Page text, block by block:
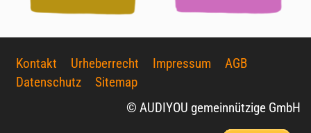
Kontakt Urheberrecht Impressum
AGB
Datenschutz
Sitemap
© AUDIYOU gemeinnützige GmbH